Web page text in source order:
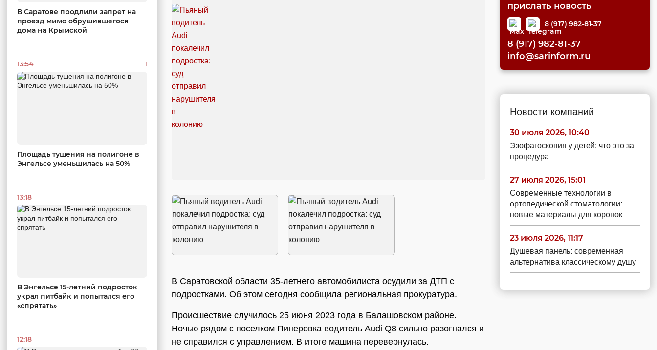
В Саратове продлили запрет на
проезд мимо обрушившегося
дома на Крымской
13:54
Площадь тушения на полигоне в
Энгельсе уменьшилась на 50%
13:18
В Энгельсе 15-летний подросток
украл питбайк и попытался его
«спрятать»
12:18
В Саратовской области 35-летнего автомобилиста осудили за ДТП с
подростками. Об этом сегодня сообщила региональная прокуратура.
Происшествие случилось 25 июня 2023 года в Балашовском районе.
Ночью рядом с поселком Пинеровка водитель Audi Q8 сильно разогнался и
не справился с управлением. В итоге машина перевернулась.
прислать новость
8 (917) 982-81-37
8 (917) 982-81-37
info@sarinform.ru
Новости компаний
30 июля 2026, 10:40
Эзофагоскопия у детей: что это за
процедура
27 июля 2026, 15:01
Современные технологии в
ортопедической стоматологии:
новые материалы для коронок
23 июля 2026, 11:17
Душевая панель: современная
альтернатива классическому душу